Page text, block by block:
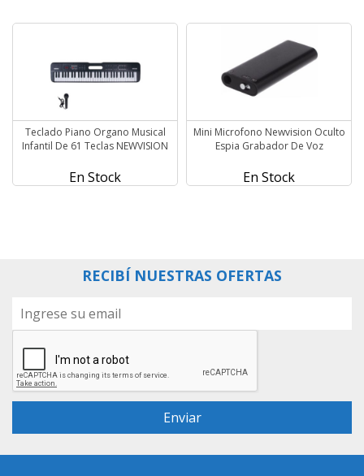
Teclado Piano Organo Musical
Infantil De 61 Teclas NEWVISION
En Stock
Mini Microfono Newvision Oculto
Espia Grabador De Voz
En Stock
RECIBÍ NUESTRAS OFERTAS